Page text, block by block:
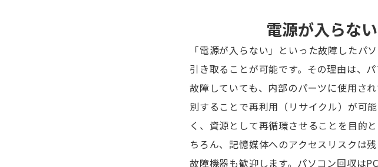
電源が入らな
「電源が入らない」といった故障したパ
引き取ることが可能です。その理由は、
故障していても、内部のパーツに使用さ
別することで再利用（リサイクル）が可
く、資源として再循環させることを目的
ちろん、記憶媒体へのアクセスリスクは
故障機器も歓迎します。 パソコン回収は